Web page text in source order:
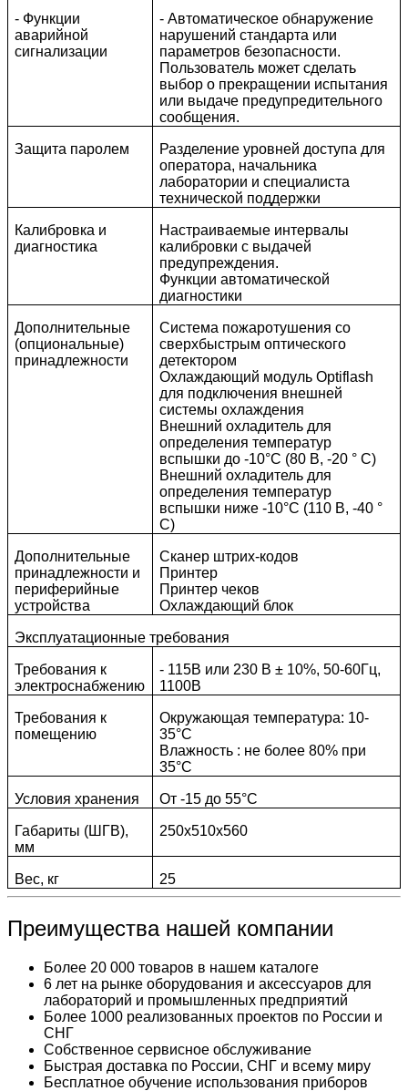
- Функции
аварийной
сигнализации
- Автоматическое обнаружение
нарушений стандарта или
параметров безопасности.
Пользователь может сделать
выбор о прекращении испытания
или выдаче предупредительного
сообщения.
Защита паролем
Разделение уровней доступа для
оператора, начальника
лаборатории и специалиста
технической поддержки
Калибровка и
диагностика
Настраиваемые интервалы
калибровки с выдачей
предупреждения.
Функции автоматической
диагностики
Дополнительные
(опциональные)
принадлежности
Система пожаротушения со
сверхбыстрым оптического
детектором
Охлаждающий модуль Optiflash
для подключения внешней
системы охлаждения
Внешний охладитель для
определения температур
вспышки до -10°C (80 В, -20 ° C)
Внешний охладитель для
определения температур
вспышки ниже -10°C (110 В, -40 °
C)
Дополнительные
принадлежности и
периферийные
устройства
Сканер штрих-кодов
Принтер
Принтер чеков
Охлаждающий блок
Эксплуатационные требования
Требования к
электроснабжению
- 115В или 230 В ± 10%, 50-60Гц,
1100В
Требования к
помещению
Окружающая температура: 10-
35°C
Влажность : не более 80% при
35°C
Условия хранения От -15 до 55°C
Габариты (ШГВ),
мм
250х510х560
Вес, кг 25
Преимущества нашей компании
Более 20 000 товаров в нашем каталоге
6 лет на рынке оборудования и аксессуаров для
лабораторий и промышленных предприятий
Более 1000 реализованных проектов по России и
СНГ
Собственное сервисное обслуживание
Быстрая доставка по России, СНГ и всему миру
Бесплатное обучение использования приборов